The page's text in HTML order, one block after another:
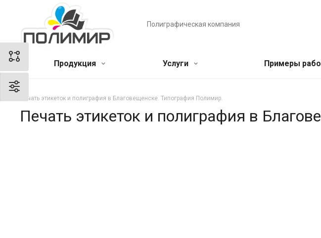
Полиграфическая компания
Продукция Услуги Примеры
Печать этикеток и полиграфия в Благовещенске. Типография Полимир.
Печать этикеток и полиграфия в